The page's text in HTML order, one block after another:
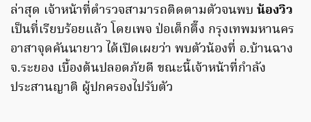
ล่าสุด เจ้าหน้าที่ตำรวจสามารถติดตามตัวจนพบ น้องวิว
เป็นที่เรียบร้อยแล้ว โดยเพจ ป่อเต็กตึ๊ง กรุงเทพมหานคร
อาสาจุดคันนายาว ได้เปิดเผยว่า พบตัวน้องที่ อ.บ้านฉาง
จ.ระยอง เบื้องต้นปลอดภัยดี ขณะนี้เจ้าหน้าที่กำลัง
ประสานญาติ ผู้ปกครองไปรับตัว